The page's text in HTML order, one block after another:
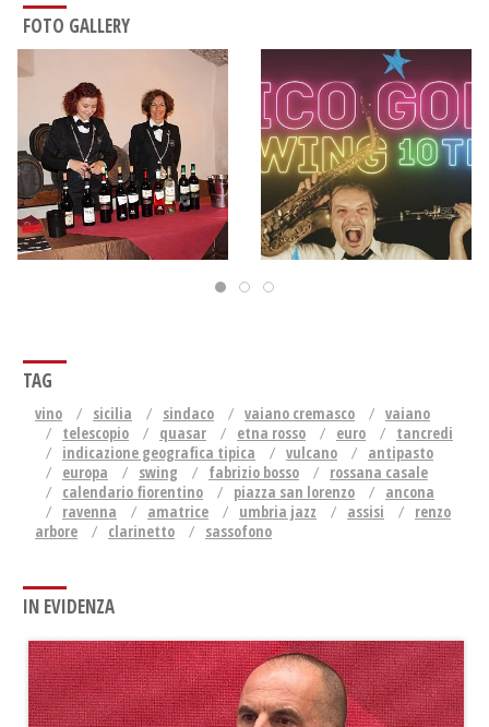
FOTO GALLERY
TAG
vino sicilia sindaco vaiano cremasco
vaiano
telescopio
quasar etna rosso euro
tancredi
indicazione geografica tipica
vulcano
antipasto
europa
swing fabrizio bosso
rossana casale
calendario fiorentino
piazza san lorenzo
ancona
ravenna
amatrice umbria jazz assisi
renzo
arbore
clarinetto sassofono
IN EVIDENZA